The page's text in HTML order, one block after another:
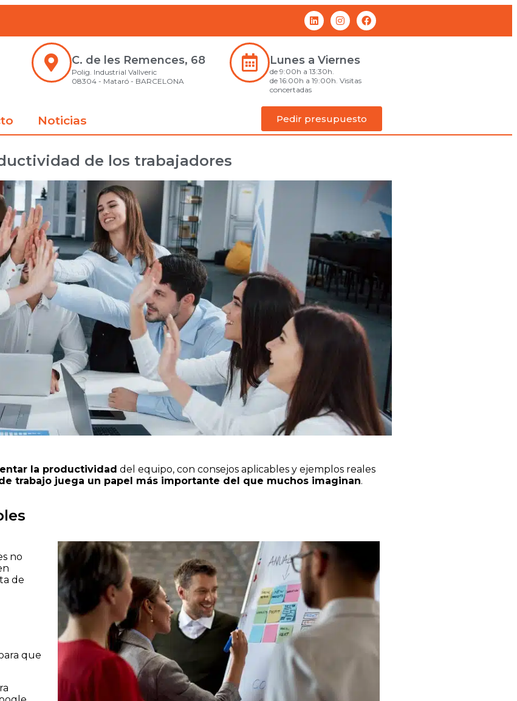
C. de les Remences, 68
Polig. Industrial Vallveric
08304 - Mataró - BARCELONA
Lunes a Viernes
de 9:00h a 13:30h.
de 16:00h a 19:00h. Visitas
concertadas
Noticias Pedir presupuesto
de los trabajadores
la productividad del equipo, con consejos aplicables y ejemplos reales
trabajo juega un papel más importante del que muchos imaginan.
no
de
que